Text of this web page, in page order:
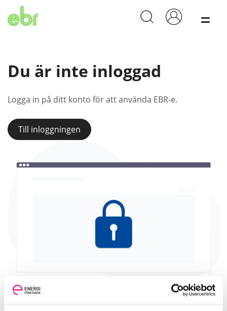
Meny
Du är inte inloggad
Logga in på ditt konto för att använda EBR-e.
Till inloggningen